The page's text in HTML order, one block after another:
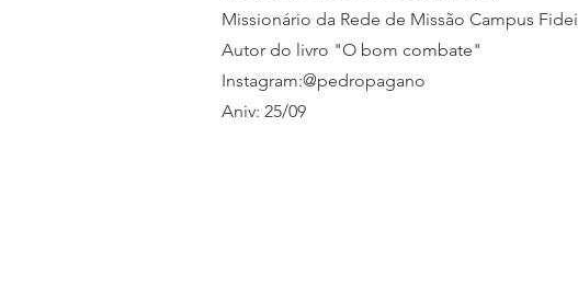
Missionário da Rede de Missão Campus Fidei
Autor do livro "O bom combate"
Instagram:@pedropagano
Aniv: 25/09